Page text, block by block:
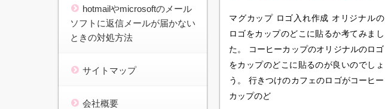
みました。＃カップ編
マグカップ ロゴ入れ作成 オリジナルの
ロゴをカップのどこに貼るか考てみまし
た。 コーヒーカップのオリジナルのロゴ
をカップのどこに貼るのが良いのでしょ
う。 行きつけのカフェのロゴがコーヒー
カップのど
hotmailやmicrosoftのメール
ソフトに返信メールが届かない
ときの対処方法
サイトマップ
会社概要